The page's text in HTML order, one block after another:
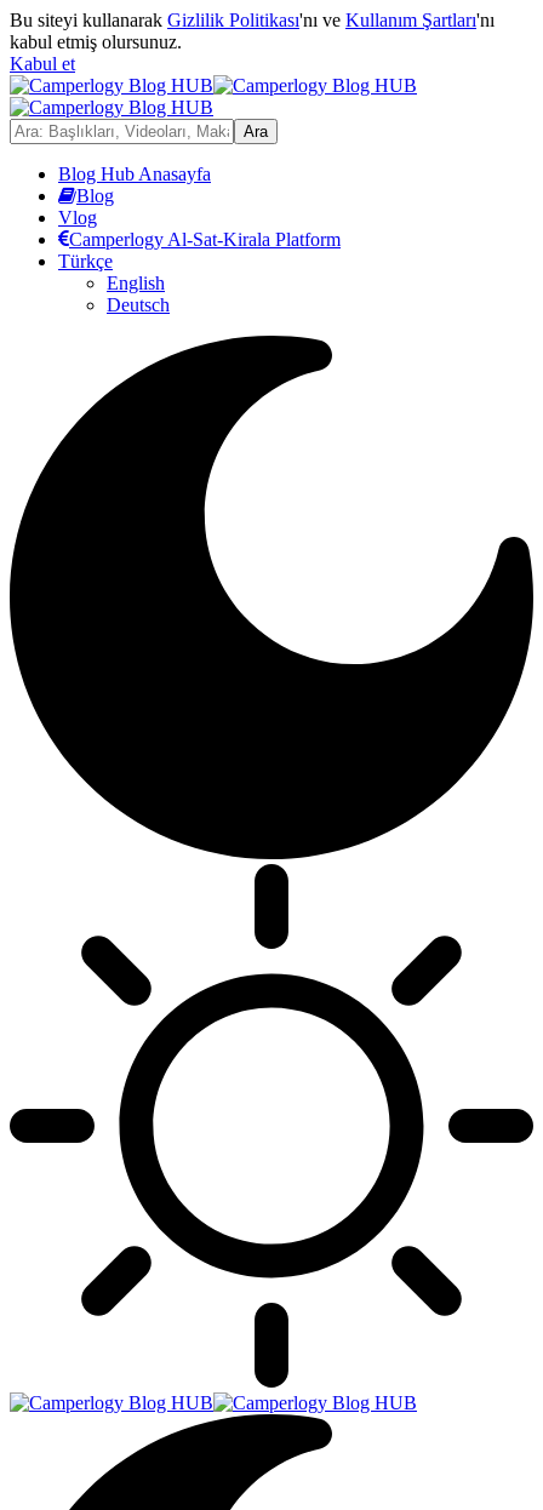
Bu siteyi kullanarak Gizlilik Politikası'nı ve Kullanım Şartları'nı
kabul etmiş olursunuz.
Kabul et
Blog Hub Anasayfa
Blog
Vlog
Camperlogy Al-Sat-Kirala Platform
Türkçe
English
Deutsch